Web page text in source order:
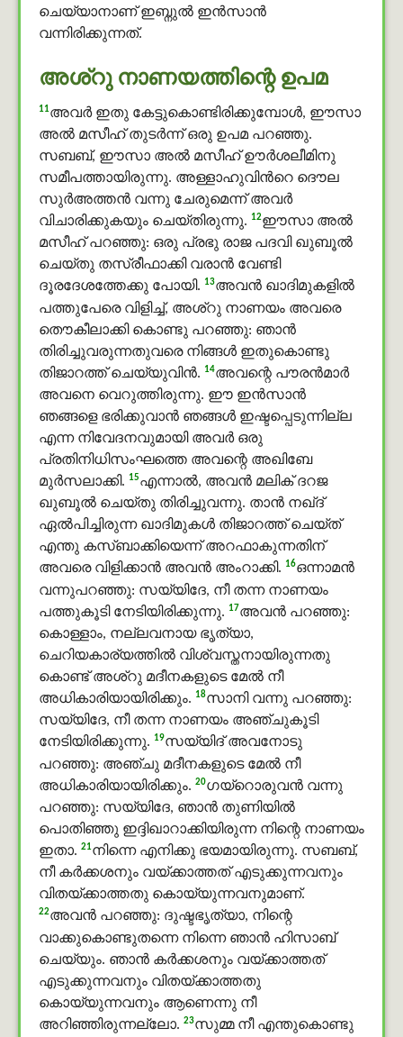
ചെയ്യാനാണ് ഇബ്നുല്‍ ഇന്‍സാന്‍
വന്നിരിക്കുന്നത്.
അശ്റു നാണയത്തിന്റെ ഉപമ
11അവര്‍ ഇതു കേട്ടുകൊണ്ടിരിക്കുമ്പോള്‍, ഈസാ
അൽ മസീഹ് തുടര്‍ന്ന് ഒരു ഉപമ പറഞ്ഞു.
സബബ്, ഈസാ അൽ മസീഹ് ഊർശലീമിനു
സമീപത്തായിരുന്നു. അള്ളാഹുവിൻറെ ദൌല
സുർഅത്തൻ വന്നു ചേരുമെന്ന് അവര്‍
വിചാരിക്കുകയും ചെയ്തിരുന്നു. 12ഈസാ അൽ
മസീഹ് പറഞ്ഞു: ഒരു പ്രഭു രാജ പദവി ഖുബൂൽ
ചെയ്തു തസ്രീഫാക്കി വരാന്‍ വേണ്ടി
ദൂരദേശത്തേക്കു പോയി. 13അവന്‍ ഖാദിമുകളിൽ
പത്തുപേരെ വിളിച്ച്, അശ്റു നാണയം അവരെ
തൌകീലാക്കി കൊണ്ടു പറഞ്ഞു: ഞാന്‍
തിരിച്ചുവരുന്നതുവരെ നിങ്ങള്‍ ഇതുകൊണ്ടു
തിജാറത്ത് ചെയ്യുവിന്‍. 14അവന്റെ പൗരന്‍മാര്‍
അവനെ വെറുത്തിരുന്നു. ഈ ഇൻസാൻ
ഞങ്ങളെ ഭരിക്കുവാന്‍ ഞങ്ങള്‍ ഇഷ്ടപ്പെടുന്നില്ല
എന്ന നിവേദനവുമായി അവര്‍ ഒരു
പ്രതിനിധിസംഘത്തെ അവന്റെ അഖിബേ
മുർസലാക്കി. 15എന്നാല്‍, അവന്‍ മലിക് ദറജ
ഖുബൂൽ ചെയ്തു തിരിച്ചുവന്നു. താന്‍ നഖ്ദ്
ഏല്‍പിച്ചിരുന്ന ഖാദിമുകൾ തിജാറത്ത് ചെയ്ത്
എന്തു കസ്ബാക്കിയെന്ന് അറഫാകുന്നതിന്
അവരെ വിളിക്കാന്‍ അവന്‍ അംറാക്കി. 16ഒന്നാമന്‍
വന്നുപറഞ്ഞു: സയ്യിദേ, നീ തന്ന നാണയം
പത്തുകൂടി നേടിയിരിക്കുന്നു. 17അവന്‍ പറഞ്ഞു:
കൊള്ളാം, നല്ലവനായ ഭൃത്യാ,
ചെറിയകാര്യത്തില്‍ വിശ്വസ്തനായിരുന്നതു
കൊണ്ട് അശ്റു മദീനകളുടെ മേല്‍ നീ
അധികാരിയായിരിക്കും. 18സാനി വന്നു പറഞ്ഞു:
സയ്യിദേ, നീ തന്ന നാണയം അഞ്ചുകൂടി
നേടിയിരിക്കുന്നു. 19സയ്യിദ് അവനോടു
പറഞ്ഞു: അഞ്ചു മദീനകളുടെ മേല്‍ നീ
അധികാരിയായിരിക്കും. 20ഗയ്റൊരുവന്‍ വന്നു
പറഞ്ഞു: സയ്യിദേ, ഞാന്‍ തുണിയില്‍
പൊതിഞ്ഞു ഇദ്ദിഖാറാക്കിയിരുന്ന നിന്റെ നാണയം
ഇതാ. 21നിന്നെ എനിക്കു ഭയമായിരുന്നു. സബബ്,
നീ കര്‍ക്കശനും വയ്ക്കാത്തത് എടുക്കുന്നവനും
വിതയ്ക്കാത്തതു കൊയ്യുന്നവനുമാണ്.
22അവന്‍ പറഞ്ഞു: ദുഷ്ടഭൃത്യാ, നിന്റെ
വാക്കുകൊണ്ടുതന്നെ നിന്നെ ഞാന്‍ ഹിസാബ്
ചെയ്യും. ഞാന്‍ കര്‍ക്കശനും വയ്ക്കാത്തത്
എടുക്കുന്നവനും വിതയ്ക്കാത്തതു
കൊയ്യുന്നവനും ആണെന്നു നീ
അറിഞ്ഞിരുന്നല്ലോ. 23സുമ്മ നീ എന്തുകൊണ്ടു